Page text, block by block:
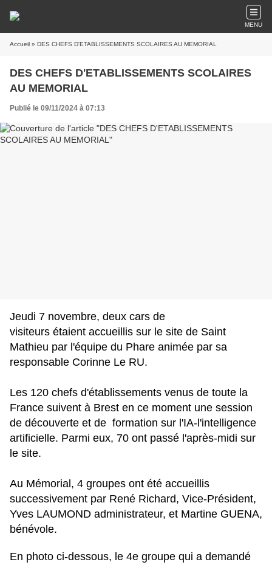
MENU
Accueil » DES CHEFS D'ETABLISSEMENTS SCOLAIRES AU MEMORIAL
DES CHEFS D'ETABLISSEMENTS SCOLAIRES
AU MEMORIAL
Publié le 09/11/2024 à 07:13
Jeudi 7 novembre, deux cars de
visiteurs étaient accueillis sur le site de Saint
Mathieu par l'équipe du Phare animée par sa
responsable Corinne Le RU.
Les 120 chefs d'établissements venus de toute la
France suivent à Brest en ce moment une session
de découverte et de formation sur l'IA-l'intelligence
artificielle. Parmi eux, 70 ont passé l'après-midi sur
le site.
Au Mémorial, 4 groupes ont été accueillis
successivement par René Richard, Vice-Président,
Yves LAUMOND administrateur, et Martine GUENA,
bénévole.
En photo ci-dessous, le 4e groupe qui a demandé